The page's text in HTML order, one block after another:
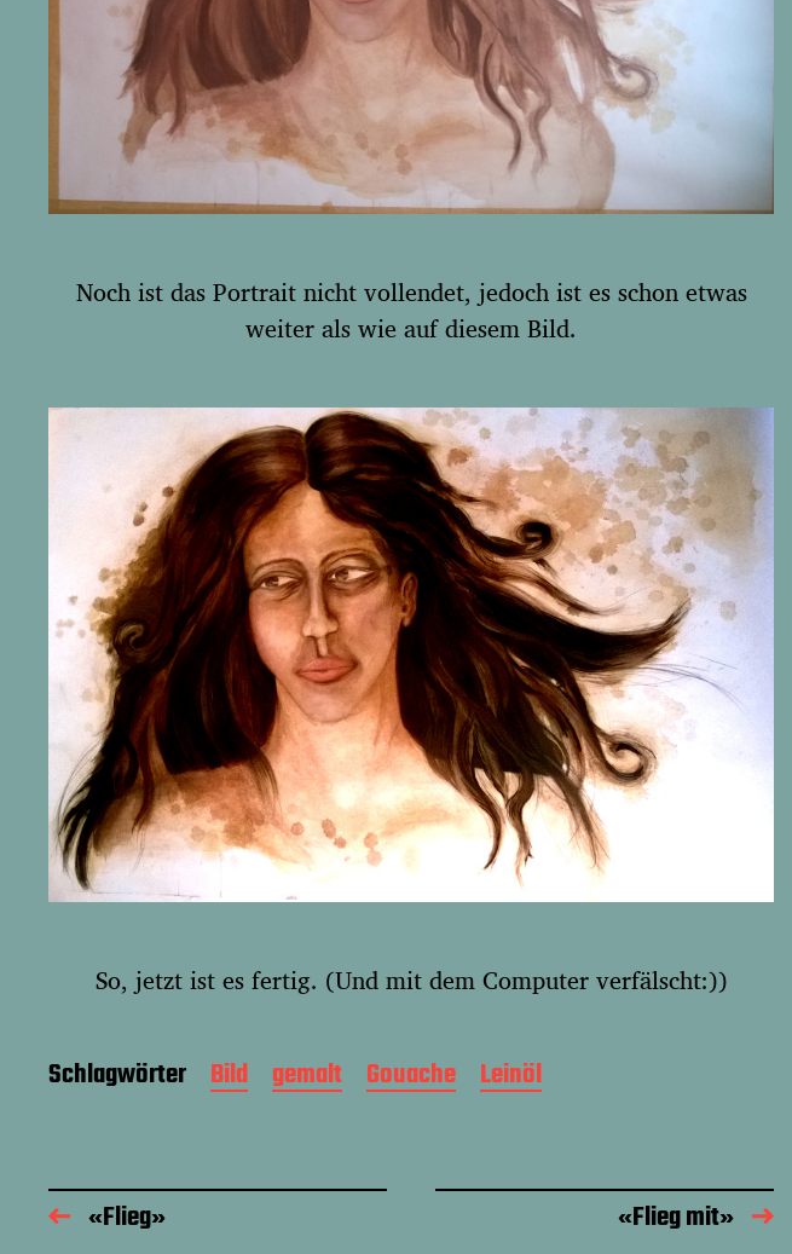
Noch ist das Portrait nicht vollendet, jedoch ist es schon etwas
weiter als wie auf diesem Bild.
So, jetzt ist es fertig. (Und mit dem Computer verfälscht:))
Schlagwörter Bild gemalt Gouache Leinöl
«Flieg» «Flieg mit»